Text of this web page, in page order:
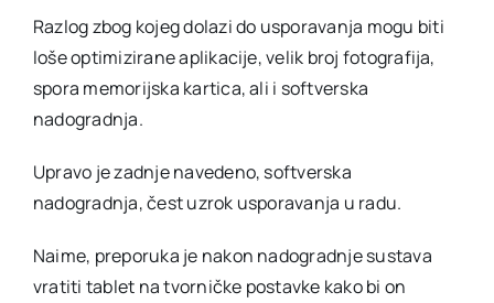
Razlog zbog kojeg dolazi do usporavanja mogu biti
loše optimizirane aplikacije, velik broj fotografija,
spora memorijska kartica, ali i softverska
nadogradnja.
Upravo je zadnje navedeno, softverska
nadogradnja, čest uzrok usporavanja u radu.
Naime, preporuka je nakon nadogradnje sustava
vratiti tablet na tvorničke postavke kako bi on